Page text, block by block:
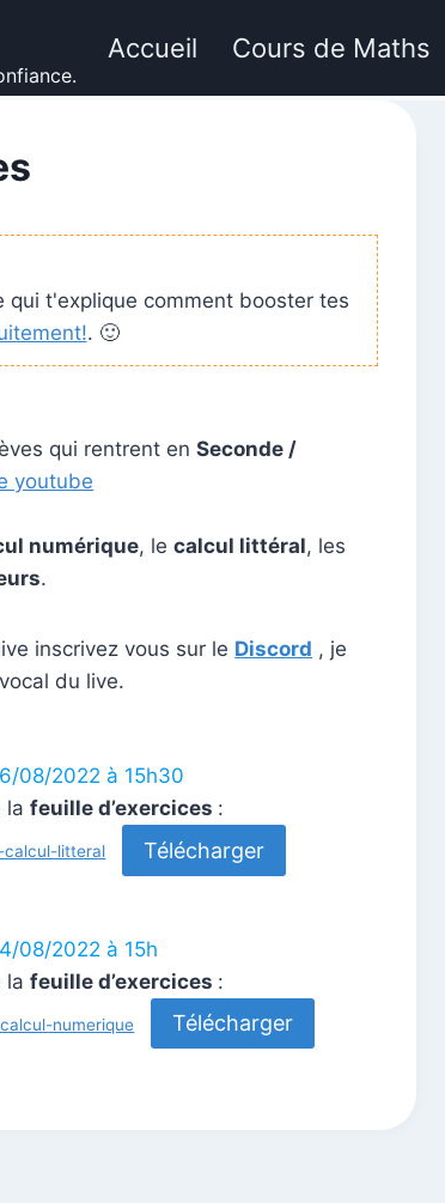
Accueil Cours de Maths
qui t'explique comment booster tes
. 🙂
qui rentrent enSeconde /
youtube
numérique, lecalcul littéral, les
.
inscrivez vous sur le Discord , je
du live.
08/2022 à 15h30
lafeuille d’exercices :
calcul-litteral Télécharger
08/2022 à 15h
lafeuille d’exercices :
numerique Télécharger